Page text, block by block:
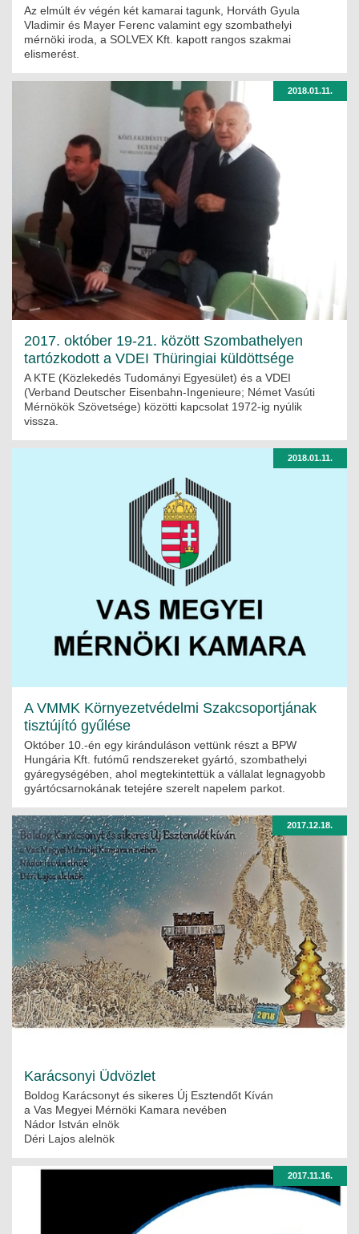
Az elmúlt év végén két kamarai tagunk, Horváth Gyula
Vladimir és Mayer Ferenc valamint egy szombathelyi
mérnöki iroda, a SOLVEX Kft. kapott rangos szakmai
elismerést.
2018.01.11.
2017. október 19-21. között Szombathelyen
tartózkodott a VDEI Thüringiai küldöttsége
A KTE (Közlekedés Tudományi Egyesület) és a VDEI
(Verband Deutscher Eisenbahn-Ingenieure; Német Vasúti
Mérnökök Szövetsége) közötti kapcsolat 1972-ig nyúlik
vissza.
2018.01.11.
A VMMK Környezetvédelmi Szakcsoportjának
tisztújító gyűlése
Október 10.-én egy kiránduláson vettünk részt a BPW
Hungária Kft. futómű rendszereket gyártó, szombathelyi
gyáregységében, ahol megtekintettük a vállalat legnagyobb
gyártócsarnokának tetejére szerelt napelem parkot.
2017.12.18.
Karácsonyi Üdvözlet
Boldog Karácsonyt és sikeres Új Esztendőt Kíván
a Vas Megyei Mérnöki Kamara nevében
Nádor István elnök
Déri Lajos alelnök
2017.11.16.